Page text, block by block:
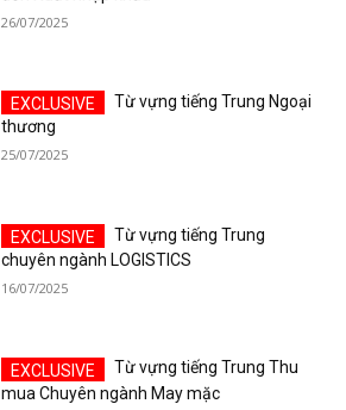
26/07/2025
Từ vựng tiếng Trung Ngoại
thương
25/07/2025
Từ vựng tiếng Trung
chuyên ngành LOGISTICS
16/07/2025
Từ vựng tiếng Trung Thu
mua Chuyên ngành May mặc